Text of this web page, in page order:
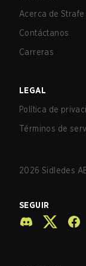
Acerca de Strafe
Contáctanos
Carreras
LEGAL
Política de
Términos de
2026 Sidledes
SEGUIR